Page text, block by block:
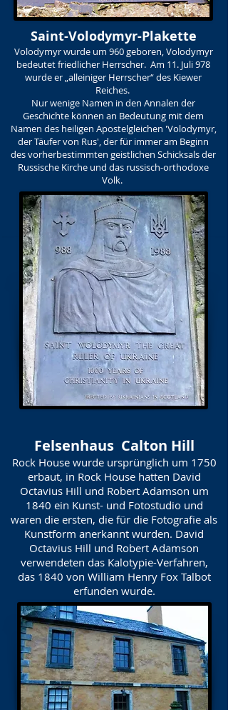
Saint-Volodymyr-Plakette
Volodymyr wurde um 960 geboren, Volodymyr
bedeutet friedlicher Herrscher. Am 11. Juli 978
wurde er „alleiniger Herrscher“ des Kiewer
Reiches.
Nur wenige Namen in den Annalen der
Geschichte können an Bedeutung mit dem
Namen des heiligen Apostelgleichen 'Volodymyr,
der Täufer von Rus', der für immer am Beginn
des vorherbestimmten geistlichen Schicksals der
Russische Kirche und das russisch-orthodoxe
Volk.
Felsenhaus Calton Hill
Rock House wurde ursprünglich um 1750
erbaut, in Rock House hatten David
Octavius Hill und Robert Adamson um
1840 ein Kunst- und Fotostudio und
waren die ersten, die für die Fotografie als
Kunstform anerkannt wurden. David
Octavius Hill und Robert Adamson
verwendeten das Kalotypie-Verfahren,
das 1840 von William Henry Fox Talbot
erfunden wurde.